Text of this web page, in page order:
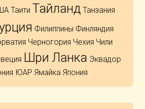
Таити Тайланд Танзания
Филиппины Финляндия
Черногория Чехия Чили
Шри Ланка Эквадор
ЮАР Ямайка Япония